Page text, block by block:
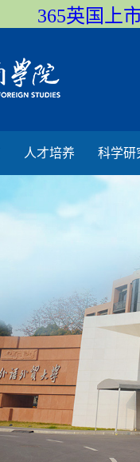
365英国上
人才培养 科学研